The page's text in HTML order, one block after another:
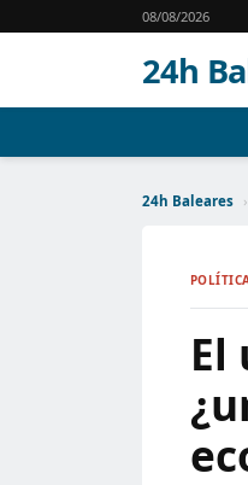
08/08/2026
24h
24h Baleares ›
El